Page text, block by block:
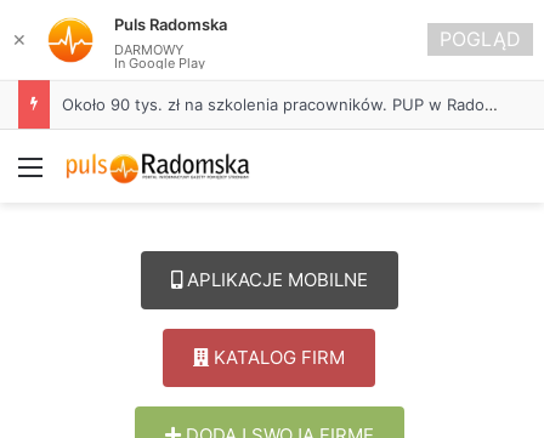
Życie bez alkoholu – lepszy wybór. Radomsko włącza się w Miesiąc Trzeźwości
Menu
APLIKACJE MOBILNE
KATALOG FIRM
✕
Puls Radomska
DARMOWY
In Google Play
POGLĄD